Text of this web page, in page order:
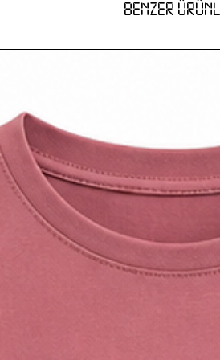
BENZER